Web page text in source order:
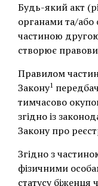
Будь-який акт
органами та/
частиною другою
створює
Правилом
Закону1
тимчасово
згідно із
Закону про
Згідно з
фізичними
статусу біженця